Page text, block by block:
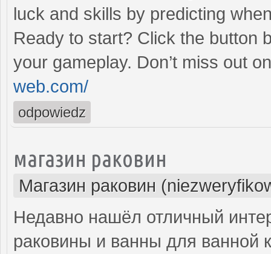
luck and skills by predicting
Ready to start? Click the button
your gameplay. Don’t miss out
web.com/
odpowiedz
магазин раковин
Магазин раковин
Недавно нашёл отличный
раковины и ванны для ванной